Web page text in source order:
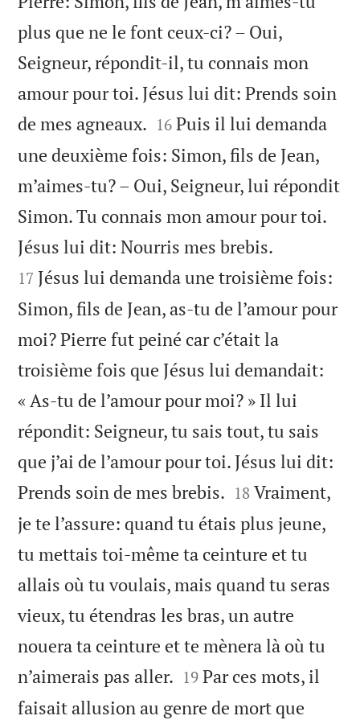
plus que ne le font ceux-ci? – Oui,
Seigneur, répondit-il, tu connais mon
amour pour toi. Jésus lui dit: Prends soin
de mes agneaux. 

16 Puis il lui demanda
une deuxième fois: Simon, fils de Jean,
m’aimes-tu? – Oui, Seigneur, lui répondit
Simon. Tu connais mon amour pour toi.
Jésus lui dit: Nourris mes brebis.
17 Jésus lui demanda une troisième fois:
Simon, fils de Jean, as-tu de l’amour pour
moi? Pierre fut peiné car c’était la
troisième fois que Jésus lui demandait:
« As-tu de l’amour pour moi? » Il lui
répondit: Seigneur, tu sais tout, tu sais
que j’ai de l’amour pour toi. Jésus lui dit:
Prends soin de mes brebis. 

18 Vraiment,
je te l’assure: quand tu étais plus jeune,
tu mettais toi-même ta ceinture et tu
allais où tu voulais, mais quand tu seras
vieux, tu étendras les bras, un autre
nouera ta ceinture et te mènera là où tu
n’aimerais pas aller. 

19 Par ces mots, il
faisait allusion au genre de mort que